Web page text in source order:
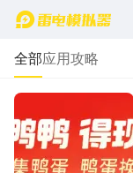
首页
全部应用攻略